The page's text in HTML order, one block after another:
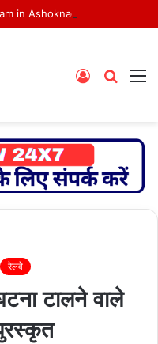
Search
Log
रेलवे
टालने वाले